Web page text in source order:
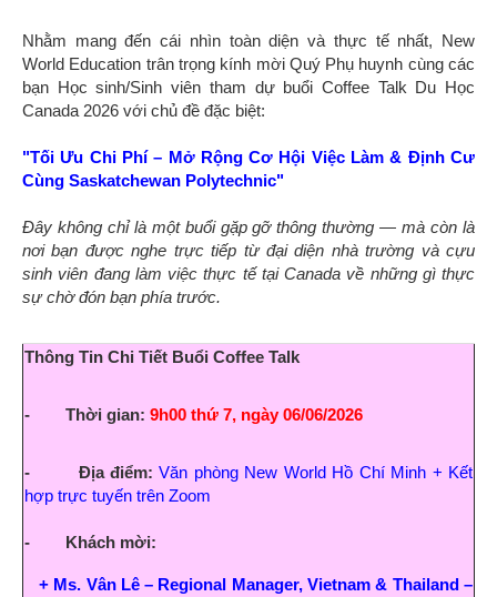
Nhằm mang đến cái nhìn toàn diện và thực tế nhất, New
World Education trân trọng kính mời Quý Phụ huynh cùng các
bạn Học sinh/Sinh viên tham dự buổi Coffee Talk Du Học
Canada 2026 với chủ đề đặc biệt:
"Tối Ưu Chi Phí – Mở Rộng Cơ Hội Việc Làm & Định Cư
Cùng Saskatchewan Polytechnic"
Đây không chỉ là một buổi gặp gỡ thông thường — mà còn là
nơi bạn được nghe trực tiếp từ đại diện nhà trường và cựu
sinh viên đang làm việc thực tế tại Canada về những gì thực
sự chờ đón bạn phía trước.
Thông Tin Chi Tiết Buổi Coffee Talk
- Thời gian: 9h00 thứ 7, ngày 06/06/2026
- Địa điểm:Văn phòng New World Hồ Chí Minh + Kết
hợp trực tuyến trên Zoom
- Khách mời:
+ Ms. Vân Lê – Regional Manager, Vietnam & Thailand –